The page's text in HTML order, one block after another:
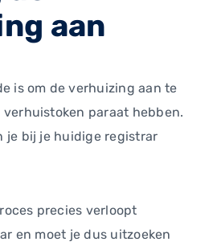
aan
is om de verhuizing aan te
paraat hebben.
je bij je huidige registrar
precies verloopt
en moet je dus uitzoeken